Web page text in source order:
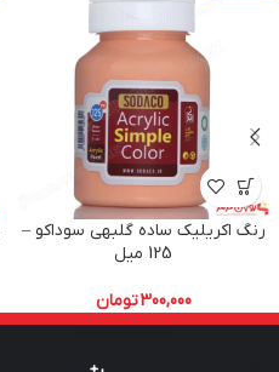
رنگ اکریلیک ساده گلبهی سوداکو –
125 میل
300,000تومان